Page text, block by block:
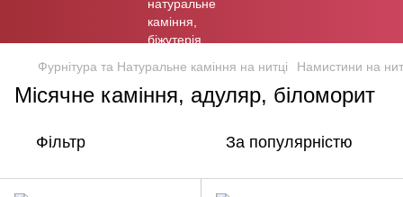
Фурнітура та Натуральне каміння на нитці Намистини на
Місячне каміння, адуляр, біломорит
Фільтр За популярністю